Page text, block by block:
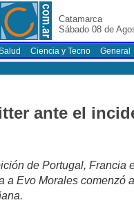
Catamarca
Sábado 08 de
Ciencia y Tecno General
ante el
de Portugal, Francia
a Evo Morales comenzó